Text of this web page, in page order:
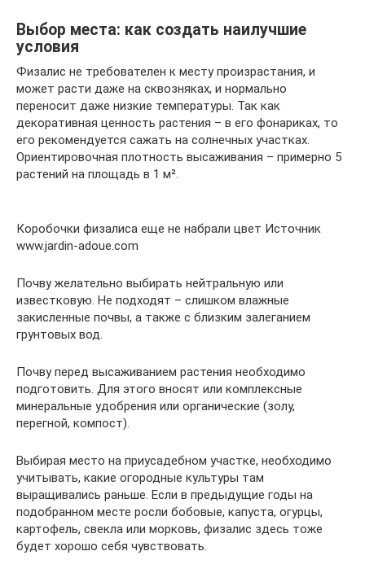
Выбор места: как создать наилучшие
условия
Физалис не требователен к месту произрастания, и
может расти даже на сквозняках, и нормально
переносит даже низкие температуры. Так как
декоративная ценность растения – в его фонариках, то
его рекомендуется сажать на солнечных участках.
Ориентировочная плотность высаживания – примерно 5
растений на площадь в 1 м².
Коробочки физалиса еще не набрали цвет Источник
www.jardin-adoue.com
Почву желательно выбирать нейтральную или
известковую. Не подходят – слишком влажные
закисленные почвы, а также с близким залеганием
грунтовых вод.
Почву перед высаживанием растения необходимо
подготовить. Для этого вносят или комплексные
минеральные удобрения или органические (золу,
перегной, компост).
Выбирая место на приусадебном участке, необходимо
учитывать, какие огородные культуры там
выращивались раньше. Если в предыдущие годы на
подобранном месте росли бобовые, капуста, огурцы,
картофель, свекла или морковь, физалис здесь тоже
будет хорошо себя чувствовать.